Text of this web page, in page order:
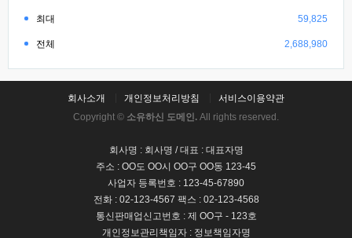
최대 59,825
전체 2,688,980
회사소개 개인정보처리방침
서비스이용약관
Copyright © 소유하신 도메인. All rights reserved.
회사명 : 회사명 / 대표 : 대표자명
주소 : OO도 OO시 OO구 OO동 123-45
사업자 등록번호 : 123-45-67890
전화 : 02-123-4567 팩스 : 02-123-4568
통신판매업신고번호 : 제 OO구 - 123호
개인정보관리책임자 : 정보책임자명